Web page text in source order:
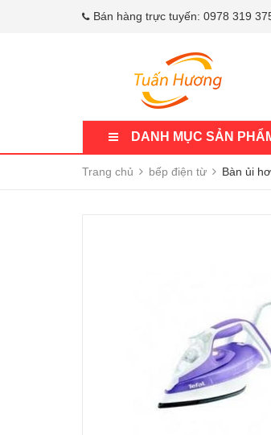
Bán hàng trực tuyến: 0978 319
DANH MỤC SẢN
Trang chủ bếp điện từ Bàn ủi